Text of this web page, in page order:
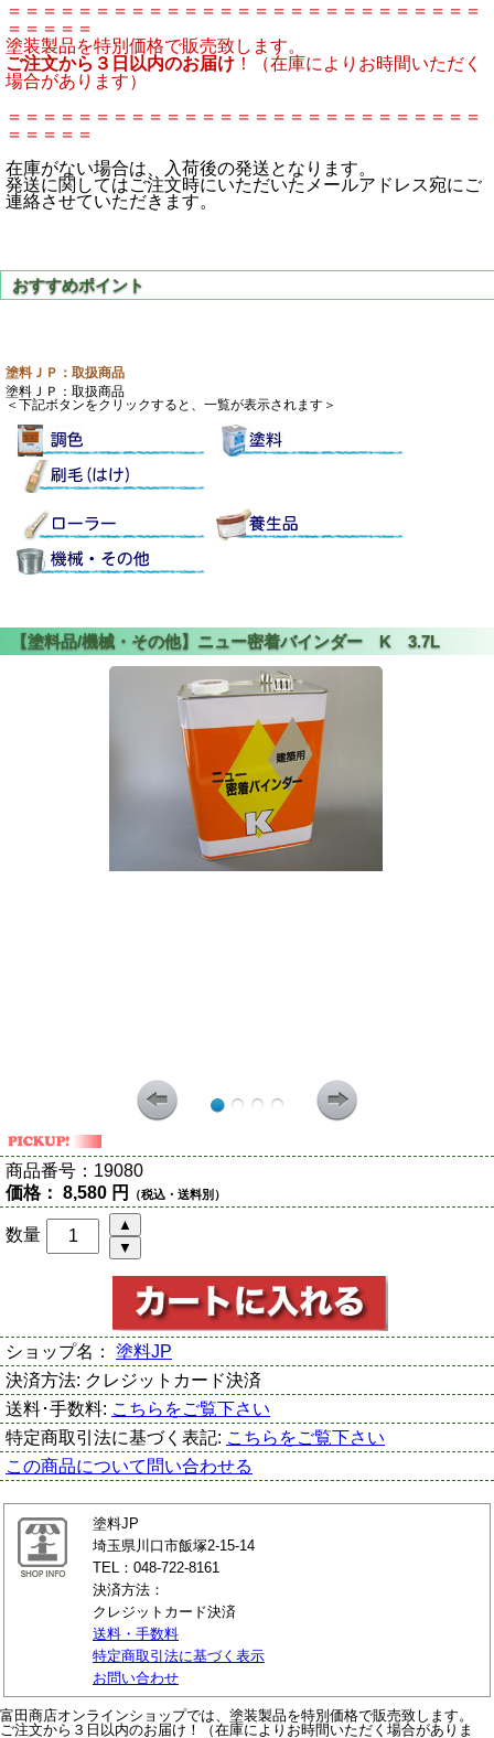
＝＝＝＝＝＝＝＝＝＝＝＝＝＝＝＝＝＝＝＝＝＝＝＝＝＝＝
＝＝＝＝＝
塗装製品を特別価格で販売致します。
ご注文から３日以内のお届け ！（在庫によりお時間いただく
場合があります）
＝＝＝＝＝＝＝＝＝＝＝＝＝＝＝＝＝＝＝＝＝＝＝＝＝＝＝
＝＝＝＝＝
在庫がない場合は、入荷後の発送となります。
発送に関してはご注文時にいただいたメールアドレス宛にご
連絡させていただきます。
塗料ＪＰ：取扱商品
塗料ＪＰ：取扱商品
＜下記ボタンをクリックすると、一覧が表示されます＞
商品番号： 19080
価格： 8,580 円 （税込・送料別）
数量
ショップ名： 塗料JP
決済方法: クレジットカード決済
送料･手数料: こちらをご覧下さい
特定商取引法に基づく表記: こちらをご覧下さい
この商品について問い合わせる
塗料JP
埼玉県川口市飯塚2-15-14
TEL：048-722-8161
決済方法：
クレジットカード決済
送料・手数料
特定商取引法に基づく表示
お問い合わせ
富田商店オンラインショップでは、塗装製品を特別価格で販売致します。
ご注文から３日以内のお届け！（在庫によりお時間いただく場合がありま